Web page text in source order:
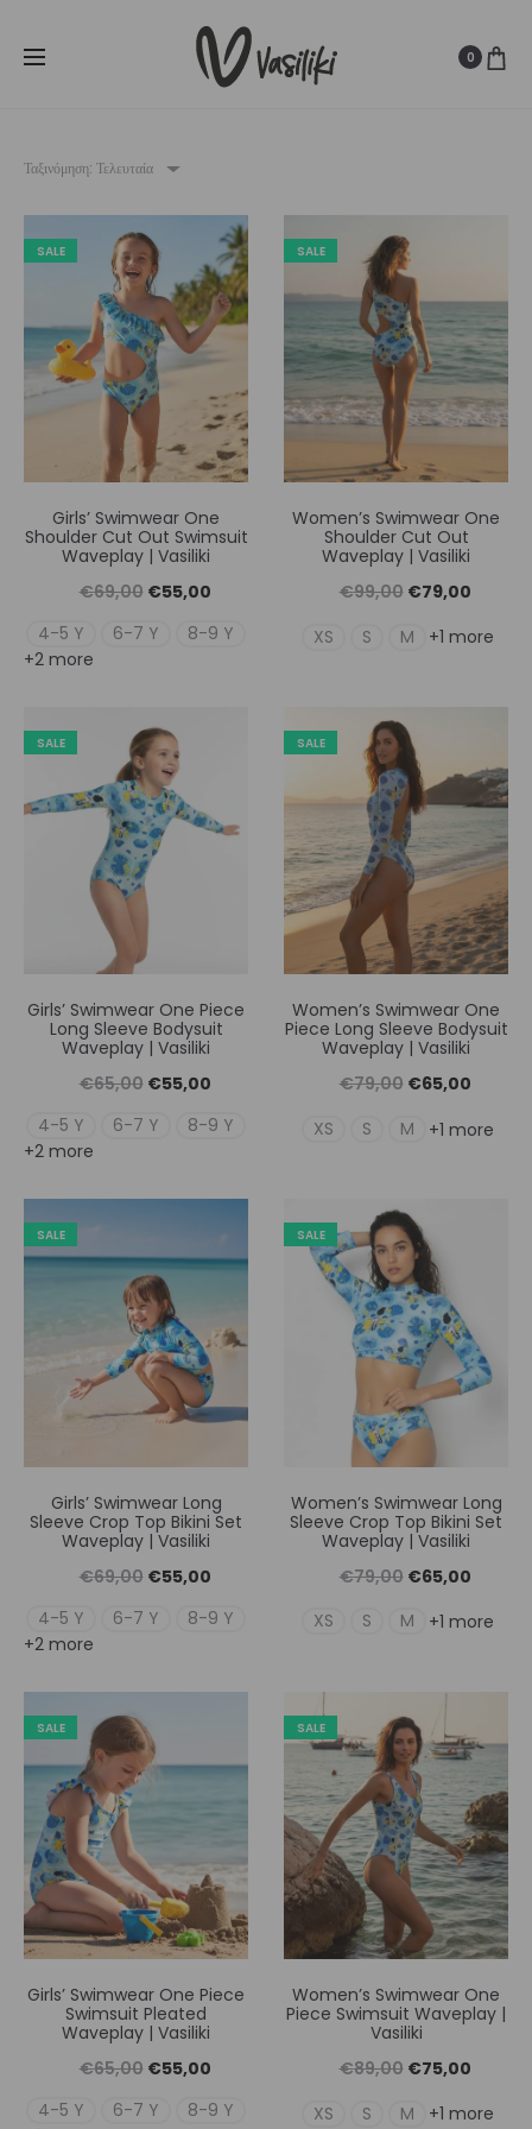
των
80€ 0
Ταξινόμηση: Τελευταία
SALE
Girls’ Swimwear One
Shoulder Cut Out Swimsuit
Waveplay | Vasiliki
€69,00 Original
price
€55,00Η
τρέχουσα
4-5 Y 6-7 Y
8-9 Y
+2 more
SALE
Women’s Swimwear One
Shoulder Cut Out
Waveplay | Vasiliki
€99,00 Original
price
€79,00Η
XS S M +1 more
SALE
Girls’ Swimwear One Piece
Long Sleeve Bodysuit
Waveplay | Vasiliki
€65,00 Original
price
€55,00Η
τρέχουσα
4-5 Y 6-7 Y
8-9 Y
+2 more
SALE
Women’s Swimwear One
Piece Long Sleeve Bodysuit
Waveplay | Vasiliki
€79,00 Original
price
€65,00Η
XS S M +1 more
SALE
Girls’ Swimwear Long
Sleeve Crop Top Bikini Set
Waveplay | Vasiliki
€69,00 Original
price
€55,00Η
τρέχουσα
4-5 Y 6-7 Y
8-9 Y
+2 more
SALE
Women’s Swimwear Long
Sleeve Crop Top Bikini Set
Waveplay | Vasiliki
€79,00 Original
price
€65,00Η
XS S M +1 more
SALE
Girls’ Swimwear One Piece
Swimsuit Pleated
Waveplay | Vasiliki
€65,00 Original
price
€55,00Η
τρέχουσα
4-5 Y 6-7 Y
8-9 Y
SALE
Women’s Swimwear One
Piece Swimsuit Waveplay |
Vasiliki
€89,00 Original
price
€75,00Η
XS S M +1 more